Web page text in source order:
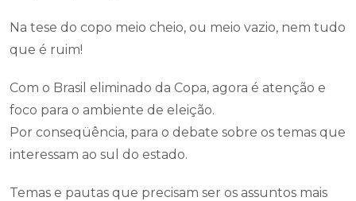
Na tese do copo meio cheio, ou meio vazio, nem tudo
que é ruim!
Com o Brasil eliminado da Copa, agora é atenção e
foco para o ambiente de eleição.
Por conseqüência, para o debate sobre os temas que
interessam ao sul do estado.
Temas e pautas que precisam ser os assuntos mais